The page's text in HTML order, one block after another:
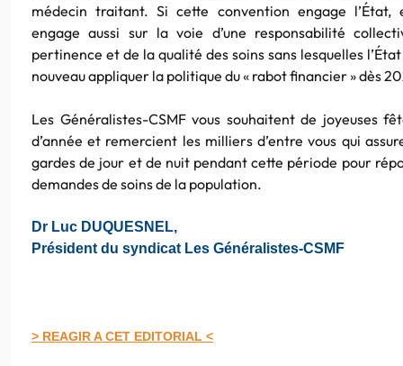
médecin traitant. Si cette convention engage l’État,
engage aussi sur la voie d’une responsabilité
pertinence et de la qualité des soins sans lesquelles
nouveau appliquer la politique du « rabot financier » dès
Les Généralistes-CSMF vous souhaitent de joyeuses
d’année et remercient les milliers d’entre vous qui
gardes de jour et de nuit pendant cette période pour
demandes de soins de la population.
Dr Luc DUQUESNEL,
Président du syndicat Les Généralistes-CSMF
> REAGIR A CET EDITORIAL <